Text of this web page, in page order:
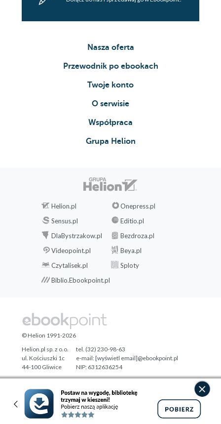
Nasza oferta
Przewodnik po ebookach
Twoje konto
O serwisie
Współpraca
Grupa Helion
Helion.pl
Onepress.pl
Sensus.pl
Editio.pl
DlaBystrzakow.pl
Bezdroza.pl
Videopoint.pl
Beya.pl
Czytalisek.pl
Sploty
Biblio.Ebookpoint.pl
Designed with ♥ byTonik.pl
© Helion 1991-2026
Helion.pl sp. z o.o.
ul. Kościuszki 1c
44-100 Gliwice
tel. (32) 230-98-63
e-mail:[wyświetl email]@ebookpoint.pl
NIP: 6312636254
Regon: 241989027
Pełna wersja strony »